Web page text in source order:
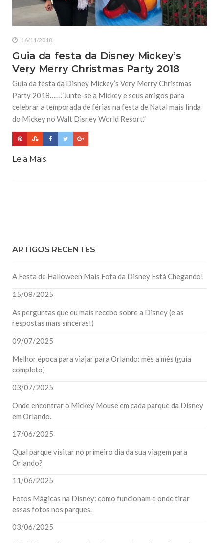
16/11/2018
Guia da festa da Disney Mickey’s
Very Merry Christmas Party 2018
Guia da festa da Disney Mickey’s Very Merry Christmas
Party 2018…….”Junte-se a Mickey e seus amigos para
celebrar a temporada de férias na festa de Natal mais linda
do Mickey no Walt Disney World Resort.”
Leia Mais
ARTIGOS RECENTES
A Festa de Halloween Mais Fofa da Disney Está Chegando!
15/08/2025
As perguntas que eu mais recebo sobre a Disney (e as
respostas mais sinceras!)
09/07/2025
Melhor época para viajar para Orlando: mês a mês (guia
completo)
03/07/2025
Onde encontrar o Mickey Mouse em cada parque da Disney
em Orlando.
17/06/2025
Qual parque visitar no primeiro dia da sua viagem para
Orlando?
11/06/2025
Fotos Mágicas na Disney: como funcionam e onde tirar
essas fotos nos parques.
03/06/2025